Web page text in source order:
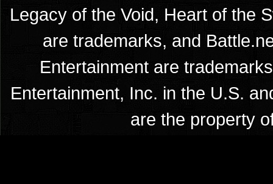
Legacy of the Void, Heart of the
are trademarks, and
Entertainment are
Entertainment, Inc. in the U.S.
are the property